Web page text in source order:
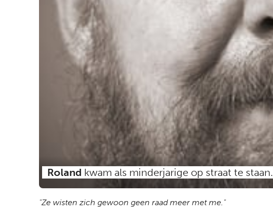
Roland kwam als minderjarige op straat te staan.
"Ze wisten zich gewoon geen raad meer met me."